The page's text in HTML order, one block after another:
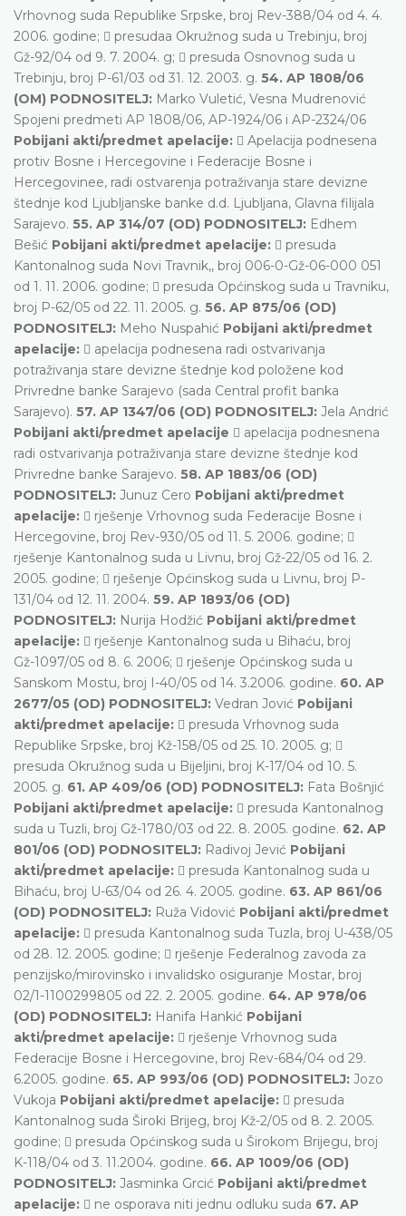
Vrhovnog suda Republike Srpske, broj Rev-388/04 od 4. 4.
2006. godine;  presudaa Okružnog suda u Trebinju, broj
Gž-92/04 od 9. 7. 2004. g;  presuda Osnovnog suda u
Trebinju, broj P-61/03 od 31. 12. 2003. g. 54. AP 1808/06
(OM) PODNOSITELJ: Marko Vuletić, Vesna Mudrenović
Spojeni predmeti AP 1808/06, AP-1924/06 i AP-2324/06
Pobijani akti/predmet apelacije:  Apelacija podnesena
protiv Bosne i Hercegovine i Federacije Bosne i
Hercegovinee, radi ostvarenja potraživanja stare devizne
štednje kod Ljubljanske banke d.d. Ljubljana, Glavna filijala
Sarajevo. 55. AP 314/07 (OD) PODNOSITELJ: Edhem
Bešić Pobijani akti/predmet apelacije:  presuda
Kantonalnog suda Novi Travnik,, broj 006-0-Gž-06-000 051
od 1. 11. 2006. godine;  presuda Općinskog suda u Travniku,
broj P-62/05 od 22. 11. 2005. g. 56. AP 875/06 (OD)
PODNOSITELJ: Meho Nuspahić Pobijani akti/predmet
apelacije:  apelacija podnesena radi ostvarivanja
potraživanja stare devizne štednje kod položene kod
Privredne banke Sarajevo (sada Central profit banka
Sarajevo). 57. AP 1347/06 (OD) PODNOSITELJ: Jela Andrić
Pobijani akti/predmet apelacije  apelacija podnesnena
radi ostvarivanja potraživanja stare devizne štednje kod
Privredne banke Sarajevo. 58. AP 1883/06 (OD)
PODNOSITELJ: Junuz Cero Pobijani akti/predmet
apelacije:  rješenje Vrhovnog suda Federacije Bosne i
Hercegovine, broj Rev-930/05 od 11. 5. 2006. godine; 
rješenje Kantonalnog suda u Livnu, broj Gž-22/05 od 16. 2.
2005. godine;  rješenje Općinskog suda u Livnu, broj P-
131/04 od 12. 11. 2004. 59. AP 1893/06 (OD)
PODNOSITELJ: Nurija Hodžić Pobijani akti/predmet
apelacije:  rješenje Kantonalnog suda u Bihaću, broj
Gž-1097/05 od 8. 6. 2006;  rješenje Općinskog suda u
Sanskom Mostu, broj I-40/05 od 14. 3.2006. godine. 60. AP
2677/05 (OD) PODNOSITELJ: Vedran Jović Pobijani
akti/predmet apelacije:  presuda Vrhovnog suda
Republike Srpske, broj Kž-158/05 od 25. 10. 2005. g; 
presuda Okružnog suda u Bijeljini, broj K-17/04 od 10. 5.
2005. g. 61. AP 409/06 (OD) PODNOSITELJ: Fata Bošnjić
Pobijani akti/predmet apelacije:  presuda Kantonalnog
suda u Tuzli, broj Gž-1780/03 od 22. 8. 2005. godine. 62. AP
801/06 (OD) PODNOSITELJ: Radivoj Jević Pobijani
akti/predmet apelacije:  presuda Kantonalnog suda u
Bihaću, broj U-63/04 od 26. 4. 2005. godine. 63. AP 861/06
(OD) PODNOSITELJ: Ruža Vidović Pobijani akti/predmet
apelacije:  presuda Kantonalnog suda Tuzla, broj U-438/05
od 28. 12. 2005. godine;  rješenje Federalnog zavoda za
penzijsko/mirovinsko i invalidsko osiguranje Mostar, broj
02/1-1100299805 od 22. 2. 2005. godine. 64. AP 978/06
(OD) PODNOSITELJ: Hanifa Hankić Pobijani
akti/predmet apelacije:  rješenje Vrhovnog suda
Federacije Bosne i Hercegovine, broj Rev-684/04 od 29.
6.2005. godine. 65. AP 993/06 (OD) PODNOSITELJ: Jozo
Vukoja Pobijani akti/predmet apelacije:  presuda
Kantonalnog suda Široki Brijeg, broj Kž-2/05 od 8. 2. 2005.
godine;  presuda Općinskog suda u Širokom Brijegu, broj
K-118/04 od 3. 11.2004. godine. 66. AP 1009/06 (OD)
PODNOSITELJ: Jasminka Grcić Pobijani akti/predmet
apelacije:  ne osporava niti jednu odluku suda 67. AP